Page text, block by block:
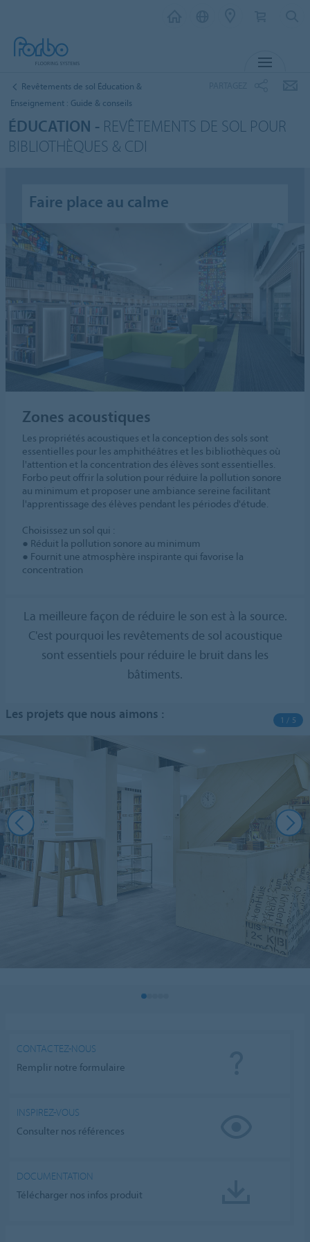
Revêtements de sol Éducation &
Enseignement : Guide & conseils
ÉDUCATION - REVÊTEMENTS DE SOL POUR
BIBLIOTHÈQUES & CDI
Faire place au calme
Zones acoustiques
Les propriétés acoustiques et la conception des sols sont
essentielles pour les amphithéâtres et les bibliothèques où
l'attention et la concentration des élèves sont essentielles.
Forbo peut offrir la solution pour réduire la pollution sonore
au minimum et proposer une ambiance sereine facilitant
l'apprentissage des élèves pendant les périodes d'étude.
Choisissez un sol qui :
● Réduit la pollution sonore au minimum
● Fournit une atmosphère inspirante qui favorise la
concentration
La meilleure façon de réduire le son est à la source.
C'est pourquoi les revêtements de sol acoustique
sont essentiels pour réduire le bruit dans les
bâtiments.
Les projets que nous aimons : 1 / 5
CONTACTEZ-NOUS
Remplir notre formulaire
INSPIREZ-VOUS
Consulter nos références
DOCUMENTATION
Télécharger nos infos produit